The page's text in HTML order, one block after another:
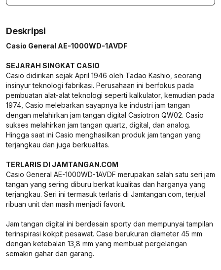
Deskripsi
Casio General AE-1000WD-1AVDF
SEJARAH SINGKAT CASIO
Casio didirikan sejak April 1946 oleh Tadao Kashio, seorang
insinyur teknologi fabrikasi. Perusahaan ini berfokus pada
pembuatan alat-alat teknologi seperti kalkulator, kemudian pada
1974, Casio melebarkan sayapnya ke industri jam tangan
dengan melahirkan jam tangan digital Casiotron QW02. Casio
sukses melahirkan jam tangan quartz, digital, dan analog.
Hingga saat ini Casio menghasilkan produk jam tangan yang
terjangkau dan juga berkualitas.
TERLARIS DI JAMTANGAN.COM
Casio General AE-1000WD-1AVDF merupakan salah satu seri jam
tangan yang sering diburu berkat kualitas dan harganya yang
terjangkau. Seri ini termasuk terlaris di Jamtangan.com, terjual
ribuan unit dan masih menjadi favorit.
Jam tangan digital ini berdesain sporty dan mempunyai tampilan
terinspirasi kokpit pesawat. Case berukuran diameter 45 mm
dengan ketebalan 13,8 mm yang membuat pergelangan
semakin gahar dan garang.